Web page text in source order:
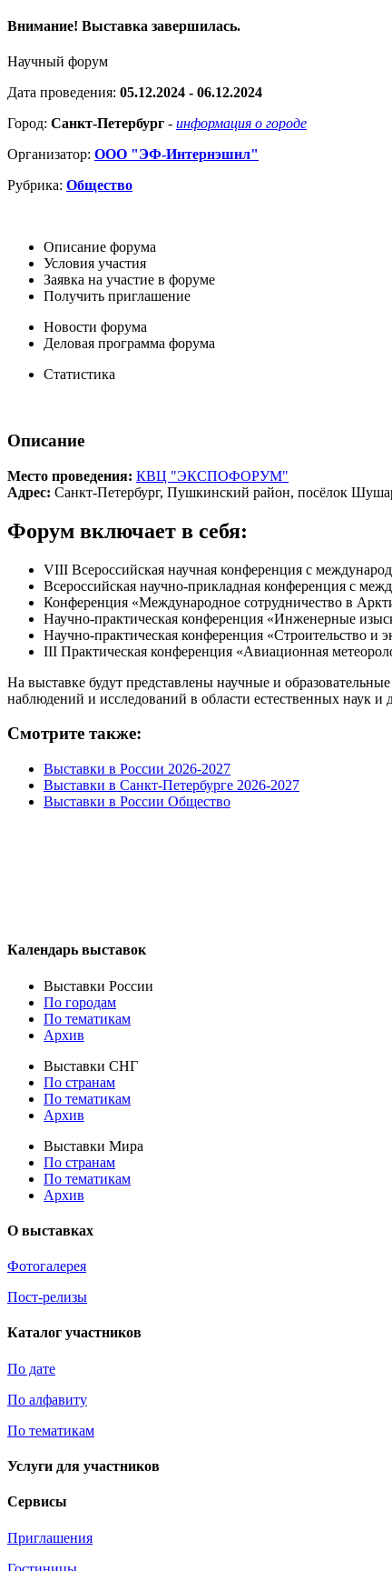
Внимание! Выставка завершилась.
Научный форум
Дата проведения: 05.12.2024 - 06.12.2024
Город: Санкт-Петербург - информация о городе
Организатор: ООО "ЭФ-Интернэшнл"
Рубрика: Общество
Описание форума
Условия участия
Заявка на участие в форуме
Получить приглашение
Новости форума
Деловая программа форума
Статистика
Описание
Место проведения: КВЦ "ЭКСПОФОРУМ"
Адрес: Санкт-Петербург, Пушкинский район, посёлок
Форум включает в себя:
VIII Всероссийская научная конференция с
Всероссийская научно-прикладная конференция с
Конференция «Международное сотрудничество в
Научно-практическая конференция «Инженерные
Научно-практическая конференция «Строительство и
III Практическая конференция «Авиационная
На выставке будут представлены научные и
наблюдений и исследований в области естественных наук и
Смотрите также:
Выставки в России 2026-2027
Выставки в Санкт-Петербурге 2026-2027
Выставки в России Общество
Календарь выставок
Выставки России
По городам
По тематикам
Архив
Выставки СНГ
По странам
По тематикам
Архив
Выставки Мира
По странам
По тематикам
Архив
О выставках
Фотогалерея
Пост-релизы
Каталог участников
По дате
По алфавиту
По тематикам
Услуги для участников
Сервисы
Приглашения